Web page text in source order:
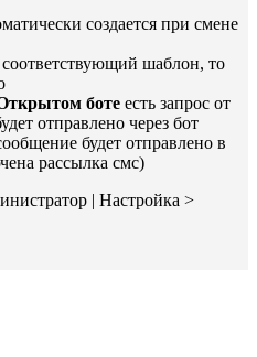
создается при смене
соответствующий шаблон, то
боте есть запрос от
отправлено через бот
будет отправлено в
рассылка смс)
| Настройка >